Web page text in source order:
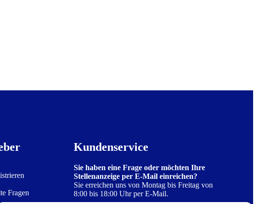
Fragen
Kundenservice
Sie haben eine Frage oder möchten Ihre
Stellenanzeige per E-Mail einreichen?
Sie erreichen uns von Montag bis Freitag von
8:00 bis 18:00 Uhr per E-Mail.